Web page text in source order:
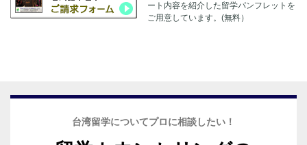
ート内容を紹介した留学パンフレットを
ご用意しています。(無料）
台湾留学についてプロに相談したい！